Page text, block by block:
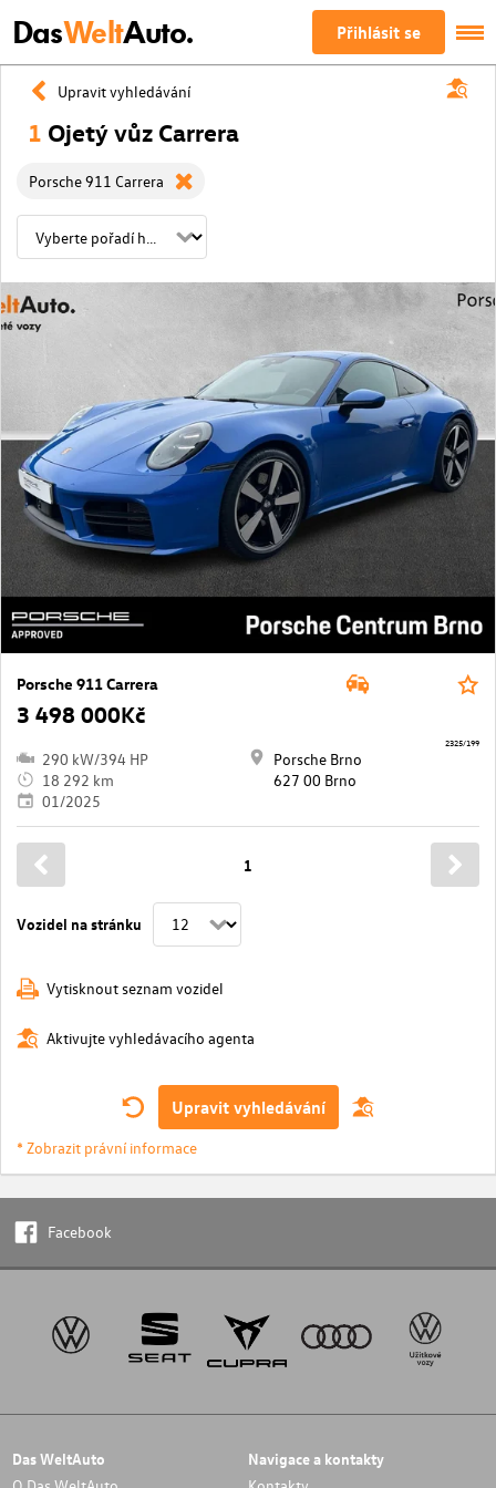
DasWeltAuto. Přihlásit se
Upravit vyhledávání
1 Ojetý vůz Carrera
Porsche 911 Carrera
Porsche 911 Carrera
3 498 000Kč
290 kW/394 HP
18 292 km
01/2025
Porsche Brno
627 00 Brno
2325/199
Vozidel na stránku
1
Vytisknout seznam vozidel
Aktivujte vyhledávacího agenta
Upravit vyhledávání
* Zobrazit právní informace
Facebook
Das WeltAuto Navigace a kontakty